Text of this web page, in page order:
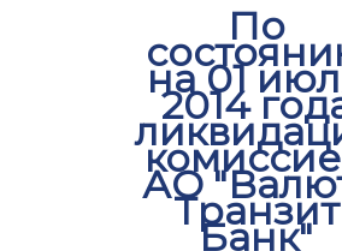
По
на 01
2014
АО
Транзит
Банк"